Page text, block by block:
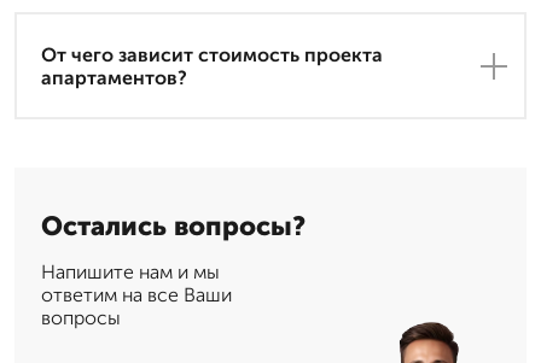
От чего зависит стоимость проекта
апартаментов?
Остались вопросы?
Напишите нам и мы
ответим на все Ваши
вопросы